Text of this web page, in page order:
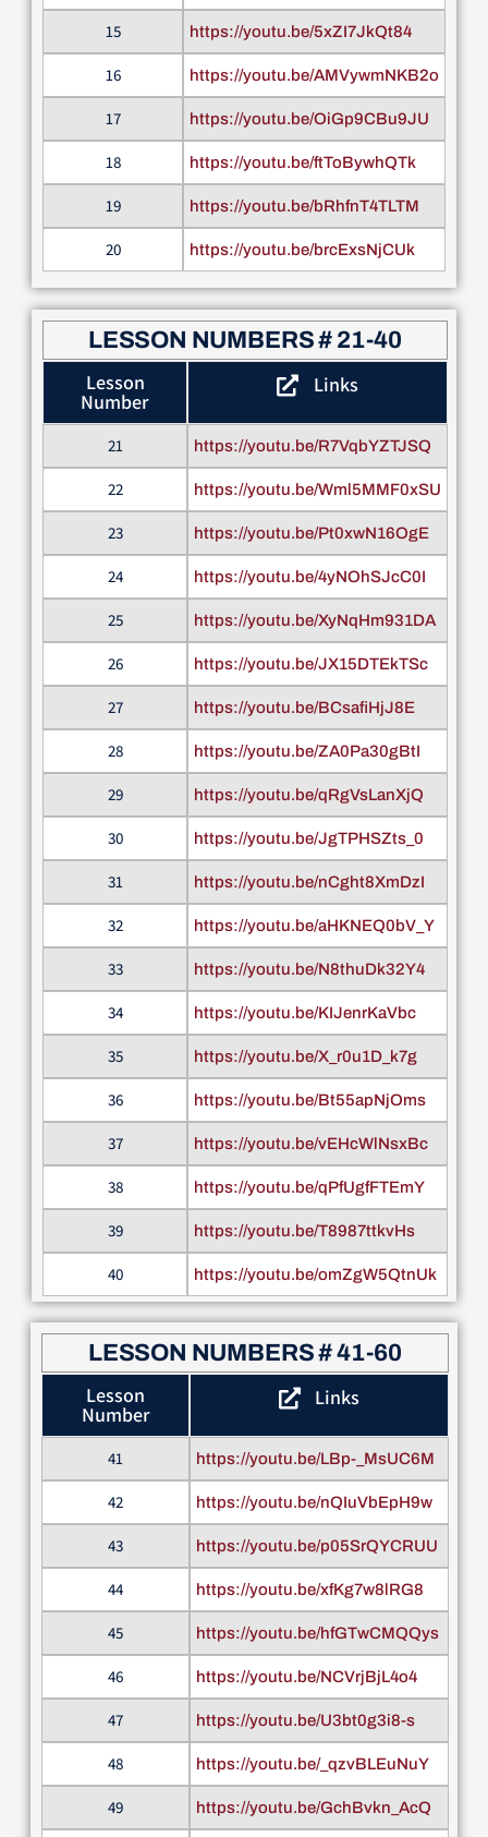
15 https://youtu.be/5xZI7JkQt84
16 https://youtu.be/AMVywmNKB2o
17 https://youtu.be/OiGp9CBu9JU
18 https://youtu.be/ftToBywhQTk
19 https://youtu.be/bRhfnT4TLTM
20 https://youtu.be/brcExsNjCUk
LESSON NUMBERS # 21-40
Lesson
Number
Links
21 https://youtu.be/R7VqbYZTJSQ
22 https://youtu.be/Wml5MMF0xSU
23 https://youtu.be/Pt0xwN16OgE
24 https://youtu.be/4yNOhSJcC0I
25 https://youtu.be/XyNqHm931DA
26 https://youtu.be/JX15DTEkTSc
27 https://youtu.be/BCsafiHjJ8E
28 https://youtu.be/ZA0Pa30gBtI
29 https://youtu.be/qRgVsLanXjQ
30 https://youtu.be/JgTPHSZts_0
31 https://youtu.be/nCght8XmDzI
32 https://youtu.be/aHKNEQ0bV_Y
33 https://youtu.be/N8thuDk32Y4
34 https://youtu.be/KIJenrKaVbc
35 https://youtu.be/X_r0u1D_k7g
36 https://youtu.be/Bt55apNjOms
37 https://youtu.be/vEHcWlNsxBc
38 https://youtu.be/qPfUgfFTEmY
39 https://youtu.be/T8987ttkvHs
40 https://youtu.be/omZgW5QtnUk
LESSON NUMBERS # 41-60
Lesson
Number
Links
41 https://youtu.be/LBp-_MsUC6M
42 https://youtu.be/nQIuVbEpH9w
43 https://youtu.be/p05SrQYCRUU
44 https://youtu.be/xfKg7w8lRG8
45 https://youtu.be/hfGTwCMQQys
46 https://youtu.be/NCVrjBjL4o4
47 https://youtu.be/U3bt0g3i8-s
48 https://youtu.be/_qzvBLEuNuY
49 https://youtu.be/GchBvkn_AcQ